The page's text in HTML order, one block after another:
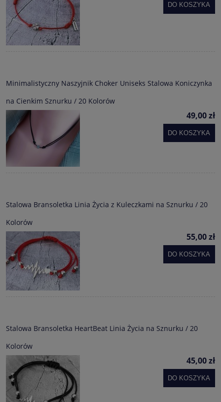
DO KOSZYKA
Minimalistyczny Naszyjnik Choker Uniseks Stalowa Koniczynka
na Cienkim Sznurku / 20 Kolorów
49,00 zł
DO KOSZYKA
Stalowa Bransoletka Linia Życia z Kuleczkami na Sznurku / 20
Kolorów
55,00 zł
DO KOSZYKA
Stalowa Bransoletka HeartBeat Linia Życia na Sznurku / 20
Kolorów
45,00 zł
DO KOSZYKA